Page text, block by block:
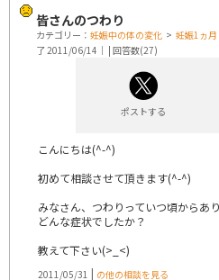
皆さんのつわり
カテゴリー： 妊娠中の体の変化 > 妊娠1ヵ月
了 2011/06/14｜ | 回答数(27)
ポストする
こんにちは(^-^)
初めて相談させて頂きます(^-^)
みなさん、つわりっていつ頃からあ
どんな症状でしたか？
教えて下さい(>_<)
2011/05/31 | の他の相談を見る